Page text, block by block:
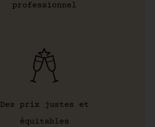
professionnel
Des prix justes et
équitables